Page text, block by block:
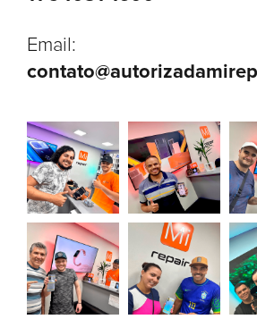
Email: